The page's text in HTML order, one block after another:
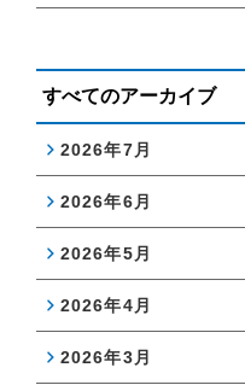
すべてのアーカイブ
2026年7月
2026年6月
2026年5月
2026年4月
2026年3月